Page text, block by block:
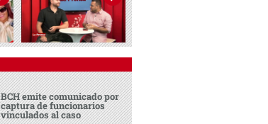
BCH emite comunicado por
captura de funcionarios
vinculados al caso